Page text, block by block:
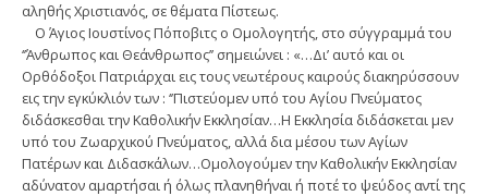
αληθής Χριστιανός, σε θέματα Πίστεως.
Ο Άγιος Ιουστίνος Πόποβιτς ο Ομολογητής, στο σύγγραμμά του
‘’Άνθρωπος και Θεάνθρωπος’’ σημειώνει : «…Δι’ αυτό και οι
Ορθόδοξοι Πατριάρχαι εις τους νεωτέρους καιρούς διακηρύσσουν
εις την εγκύκλιόν των : ‘’Πιστεύομεν υπό του Αγίου Πνεύματος
διδάσκεσθαι την Καθολικήν Εκκλησίαν…Η Εκκλησία διδάσκεται μεν
υπό του Ζωαρχικού Πνεύματος, αλλά δια μέσου των Αγίων
Πατέρων και Διδασκάλων…Ομολογούμεν την Καθολικήν Εκκλησίαν
αδύνατον αμαρτήσαι ή όλως πλανηθήναι ή ποτέ το ψεύδος αντί της